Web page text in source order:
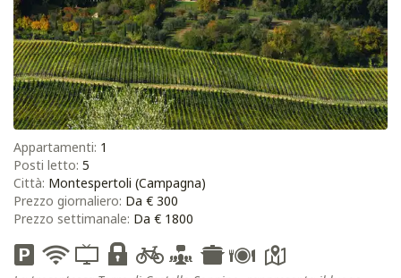
Appartamenti: 1
Posti letto: 5
Città: Montespertoli (Campagna)
Prezzo giornaliero: Da € 300
Prezzo settimanale: Da € 1800